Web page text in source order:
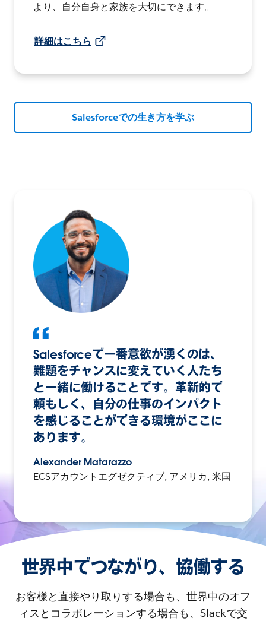
より、自分自身と家族を大切にできます。
詳細はこちら
Salesforceでの生き方を学ぶ
Salesforceで一番意欲が湧くのは、
難題をチャンスに変えていく人たち
と一緒に働けることです。革新的で
頼もしく、自分の仕事のインパクト
を感じることができる環境がここに
あります。
Alexander Matarazzo
ECSアカウントエグゼクティブ, アメリカ, 米国
世界中でつながり、協働する
お客様と直接やり取りする場合も、世界中のオフ
ィスとコラボレーションする場合も、Slackで交